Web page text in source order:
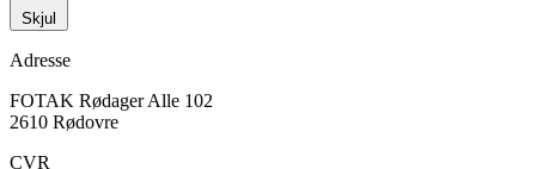
Skjul
Adresse
FOTAK Rødager Alle 102
2610 Rødovre
CVR